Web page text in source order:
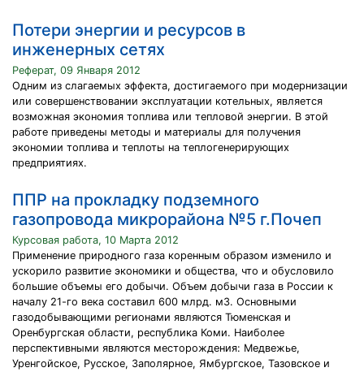
Потери энергии и ресурсов в
инженерных сетях
Реферат, 09 Января 2012
Одним из слагаемых эффекта, достигаемого при модернизации
или совершенствовании эксплуатации котельных, является
возможная экономия топлива или тепловой энергии. В этой
работе приведены методы и материалы для получения
экономии топлива и теплоты на теплогенерирующих
предприятиях.
ППР на прокладку подземного
газопровода микрорайона №5 г.Почеп
Курсовая работа, 10 Марта 2012
Применение природного газа коренным образом изменило и
ускорило развитие экономики и общества, что и обусловило
большие объемы его добычи. Объем добычи газа в России к
началу 21-го века составил 600 млрд. м3. Основными
газодобывающими регионами являются Тюменская и
Оренбургская области, республика Коми. Наиболее
перспективными являются месторождения: Медвежье,
Уренгойское, Русское, Заполярное, Ямбургское, Тазовское и